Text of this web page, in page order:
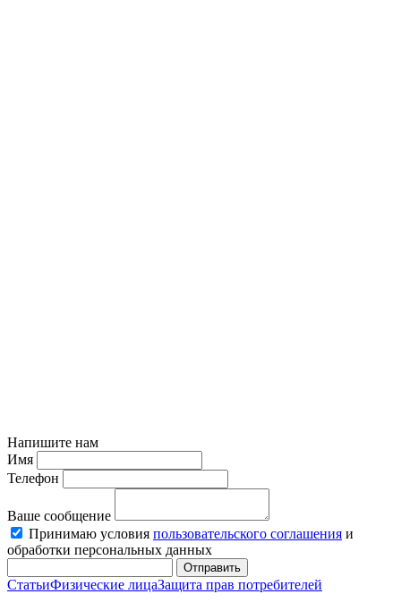
Напишите нам
Имя
Телефон
Ваше сообщение
Принимаю условия пользовательского соглашения и
обработки персональных данных
Отправить
СтатьиФизические лицаЗащита прав потребителей